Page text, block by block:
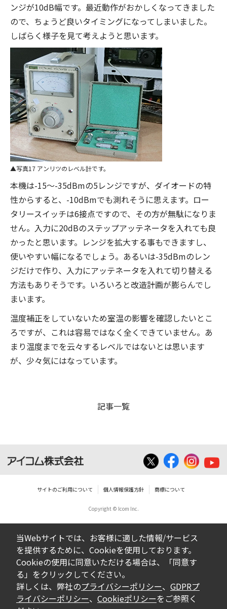
ンジが10dB幅です。最近動作がおかしくなってきました
ので、ちょうど良いタイミングになってしまいました。
しばらく様子を見て考えようと思います。
写真17 アンリツのレベル計です。
本機は-15～-35dBmの5レンジですが、ダイオードの特
性からすると、-10dBmでも測れそうに思えます。ロー
タリースイッチは6接点ですので、その方が無駄になりま
せん。入力に20dBのステップアッテネータを入れても良
かったと思います。レンジを拡大する事もできますし、
使いやすい幅になるでしょう。あるいは-35dBmのレン
ジだけで作り、入力にアッテネータを入れて切り替える
方法もありそうです。いろいろと改造計画が膨らんでし
まいます。
温度補正をしていないため室温の影響を確認したいとこ
ろですが、これは容易ではなく全くできていません。あ
まり温度までを云々するレベルではないとは思います
が、少々気にはなっています。
記事一覧
サイトのご利用について 個人情報保護方針 商標について
Copyright © Icom Inc.
当Webサイトでは、お客様に適した情報/サービス
を提供するために、Cookieを使用しております。
Cookieの使用に同意いただける場合は、「同意す
る」をクリックしてください。
詳しくは、弊社のプライバシーポリシー、 GDPRプ
ライバシーポリシー、 Cookieポリシーをご参照く